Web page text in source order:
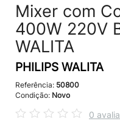
Mixer com
400W 220V
WALITA
PHILIPS WALITA
Referência: 50800
Condição: Novo
0